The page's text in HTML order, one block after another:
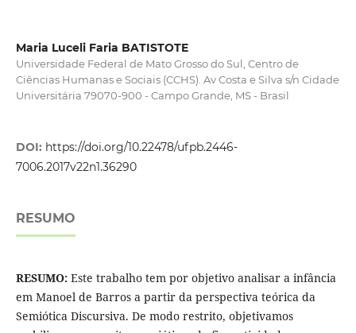
Maria Luceli Faria BATISTOTE
Universidade Federal de Mato Grosso do Sul, Centro de
Ciências Humanas e Sociais (CCHS). Av Costa e Silva s/n Cidade
Universitária 79070-900 - Campo Grande, MS - Brasil
DOI: https://doi.org/10.22478/ufpb.2446-
7006.2017v22n1.36290
RESUMO
RESUMO:Este trabalho tem por objetivo analisar a infância
em Manoel de Barros a partir da perspectiva teórica da
Semiótica Discursiva. De modo restrito, objetivamos